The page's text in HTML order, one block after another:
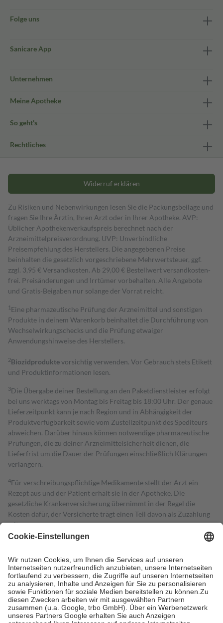
Folge uns
Sanicare App
Unternehmen
Meine Apotheke
So geht's
Rechtliches
Widerruf erklären
Zu Risiken und Nebenwirkungen lesen Sie die Packungsbeilage und
fragen Sie Ihre Ärztin, Ihren Arzt oder in Ihrer Apotheke. AVP:
Üblicher Apothekenverkaufspreis berechnet nach der
Arzneimittelpreisverordnung. UVP: Unverbindliche
Preisempfehlung des Herstellers. Die angegebenen Preise
beinhalten die gesetzlich vorgeschriebene Mehrwertsteuer, ggf.
zzgl. 3,95 € Versandkosten. Ab 29,00 € Bestell­wert versand­kosten­
frei. Preisänderungen und Irrtümer vorbehalten. Alle Angebote
und Gratis-Beigaben nur solange der Vorrat reicht.
1 Eine pharmazeutische Prüfung der Arzneimittel und sonstigen
Produkte in deinem Warenkorb beinhaltet die Durchführung von
Wechselwirkungschecks und die Prüfung etwaiger
Anwendungshinweise des Herstellers.
2Biozidproduktevorsichtig verwenden. Vor Gebrauch stets Etikett
und Produktinformationen lesen.
3Die Übergabe deiner Bestellung an den Paketdienstleister erfolgt
bei uns werktags von Montag bis Freitag bis 18:00 Uhr. Der genaue
Lieferzeitpunkt kann je nach Region und in Abhängigkeit der
Produktverfügbarkeit sowie vom Zustellzeitpunkt des Spediteurs
abweichen. Darüber hinaus können notwendige pharmazeutische
Prüfungen, die zu deiner Arzneimittelsicherheit dienen, die
Lieferfrist um die Dauer der Prüfungen einschließlich Klärungen
verlängern.
4Für verschreibungspflichtige Medikamente stellt der Arzt ein
Rezept aus und der Patient erhält sie in der Apotheke. Die
gesetzliche Krankenversicherung übernimmt in der Regel die
Kosten dafür, der Versicherte trägt einen Teil davon als Zuzahlung
mit.
Grundsätzlich leisten Mitglieder Zuzahlungen in Höhe von zehn
höchstens zehn Euro.
Es sind jedoch nie mehr als die tatsächlichen
Kosten der Leistung zu entrichten.
Diese Regeln gelten grundsätzlich auch für Online-Apotheken.
Bei Heilmitteln und häuslicher Krankenpflege beträgt die
Zuzahlung zehn Prozent der Kosten sowie zehn Euro je
Verordnung.
Um das Engagement der Versicherten für ihre eigene Gesundheit zu